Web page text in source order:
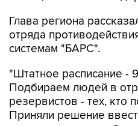
Глава региона
отряда
системам "БАРС".
"Штатное расписание -
Подбираем людей в
резервистов - тех, кто
Приняли решение